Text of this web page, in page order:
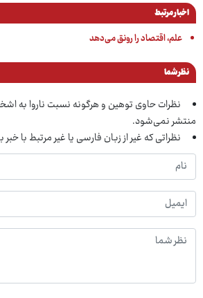
اخبار مرتبط
علم، اقتصاد را رونق می‌دهد
نظر شما
نظرات حاوی توهین و هرگونه نسبت ناروا به
منتشر نمی‌شود.
نظراتی که غیر از زبان فارسی یا غیر مرتبط با